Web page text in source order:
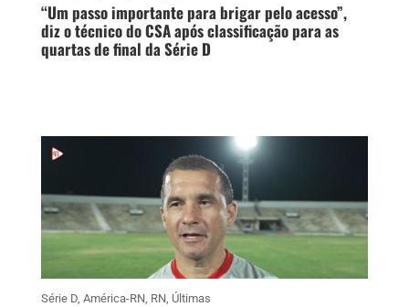
“Um passo importante para brigar pelo acesso”,
diz o técnico do CSA após classificação para as
quartas de final da Série D
Série D, América-RN, RN, Últimas